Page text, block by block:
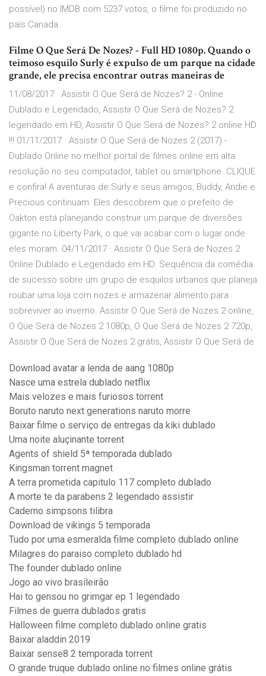
possível) no IMDB com 5237 votos, o filme foi produzido no
país Canada.
Filme O Que Será De Nozes? - Full HD 1080p. Quando o
teimoso esquilo Surly é expulso de um parque na cidade
grande, ele precisa encontrar outras maneiras de
11/08/2017 · Assistir O Que Será de Nozes? 2 - Online
Dublado e Legendado, Assistir O Que Será de Nozes? 2
legendado em HD, Assistir O Que Será de Nozes? 2 online HD
!!! 01/11/2017 · Assistir O Que Será de Nozes 2 (2017) -
Dublado Online no melhor portal de filmes online em alta
resolução no seu computador, tablet ou smartphone. CLIQUE
e confira! A aventuras de Surly e seus amigos, Buddy, Andie e
Precious continuam. Eles descobrem que o prefeito de
Oakton está planejando construir um parque de diversões
gigante no Liberty Park, o que vai acabar com o lugar onde
eles moram. 04/11/2017 · Assistir O Que Será de Nozes 2
Online Dublado e Legendado em HD. Sequência da comédia
de sucesso sobre um grupo de esquilos urbanos que planeja
roubar uma loja com nozes e armazenar alimento para
sobreviver ao inverno. Assistir O Que Será de Nozes 2 online,
O Que Será de Nozes 2 1080p, O Que Será de Nozes 2 720p,
Assistir O Que Será de Nozes 2 grátis, Assistir O Que Será de
Download avatar a lenda de aang 1080p
Nasce uma estrela dublado netflix
Mais velozes e mais furiosos torrent
Boruto naruto next generations naruto morre
Baixar filme o serviço de entregas da kiki dublado
Uma noite aluçinante torrent
Agents of shield 5ª temporada dublado
Kingsman torrent magnet
A terra prometida capitulo 117 completo dublado
A morte te da parabens 2 legendado assistir
Caderno simpsons tilibra
Download de vikings 5 temporada
Tudo por uma esmeralda filme completo dublado online
Milagres do paraiso completo dublado hd
The founder dublado online
Jogo ao vivo brasileirão
Hai to gensou no grimgar ep 1 legendado
Filmes de guerra dublados gratis
Halloween filme completo dublado online gratis
Baixar aladdin 2019
Baixar sense8 2 temporada torrent
O grande truque dublado online no filmes online grátis